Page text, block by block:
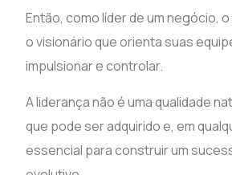
Então, como líder de um negócio,
o visionário que orienta suas
impulsionar e controlar.
A liderança não é uma qualidade
que pode ser adquirido e, em
essencial para construir um